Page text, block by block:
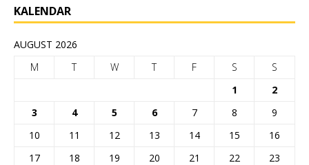
KALENDAR
AUGUST 2026
M
T W T F S
S
1
2
3
4 5 6 7 8
9
10
11 12 13 14 15
16
17
18 19 20 21 22
23